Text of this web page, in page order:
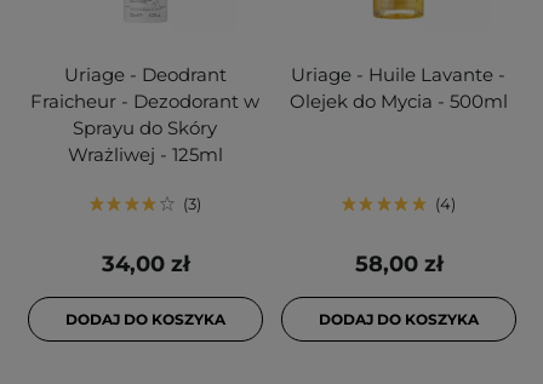
Uriage - Deodrant
Fraicheur - Dezodorant w
Sprayu do Skóry
Wrażliwej - 125ml
3
34,00 zł
DODAJ DO KOSZYKA
Uriage - Huile Lavante -
Olejek do Mycia - 500ml
4
58,00 zł
DODAJ DO KOSZYKA